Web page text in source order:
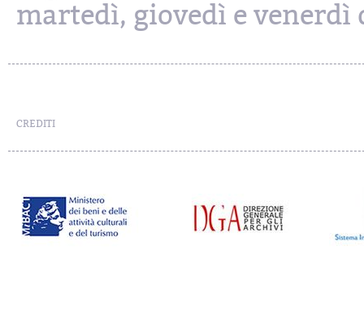
martedì, giovedì e venerdì
CREDITI